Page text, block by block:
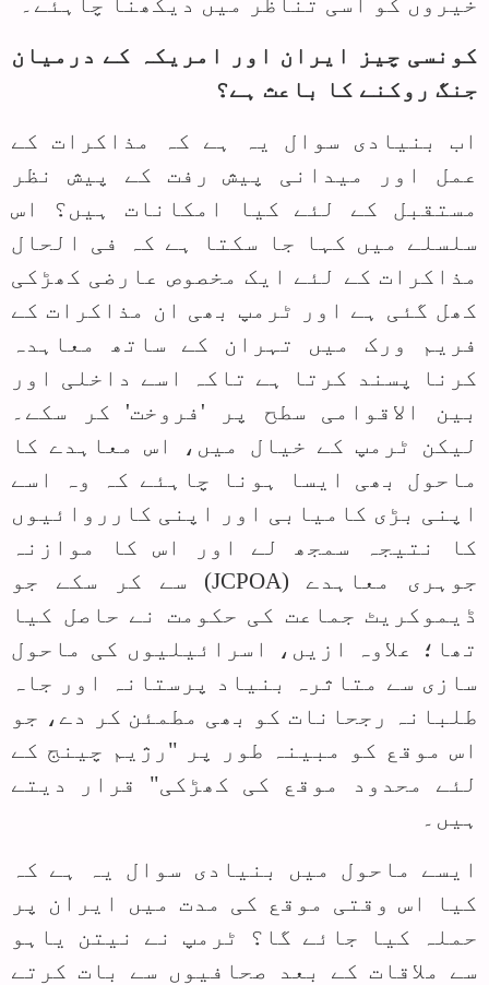
کونسی چیز ایران اور امریکہ کے درمیان
جنگ روکنے کا باعث ہے؟
اب بنیادی سوال یہ ہے کہ مذاکرات کے
عمل اور میدانی پیش رفت کے پیش نظر
مستقبل کے لئے کیا امکانات ہیں؟ اس
سلسلے میں کہا جا سکتا ہے کہ فی الحال
مذاکرات کے لئے ایک مخصوص عارضی کھڑکی
کھل گئی ہے اور ٹرمپ بھی ان مذاکرات کے
فریم ورک میں تہران کے ساتھ معاہدہ
کرنا پسند کرتا ہے تاکہ اسے داخلی اور
بین الاقوامی سطح پر 'فروخت' کر سکے۔
لیکن ٹرمپ کے خیال میں، اس معاہدے کا
ماحول بھی ایسا ہونا چاہئے کہ وہ اسے
اپنی بڑی کامیابی اور اپنی کارروائیوں
کا نتیجہ سمجھ لے اور اس کا موازنہ
جوہری معاہدے (JCPOA) سے کر سکے جو
ڈیموکریٹ جماعت کی حکومت نے حاصل کیا
تھا؛ علاوہ ازیں، اسرائیلیوں کی ماحول
سازی سے متاثرہ بنیاد پرستانہ اور جاہ
طلبانہ رجحانات کو بھی مطمئن کر دے، جو
اس موقع کو مبینہ طور پر "رژیم چینج کے
لئے محدود موقع کی کھڑکی" قرار دیتے
ہیں۔
ایسے ماحول میں بنیادی سوال یہ ہے کہ
کیا اس وقتی موقع کی مدت میں ایران پر
حملہ کیا جائے گا؟ ٹرمپ نے نیتن یاہو
سے ملاقات کے بعد صحافیوں سے بات کرتے